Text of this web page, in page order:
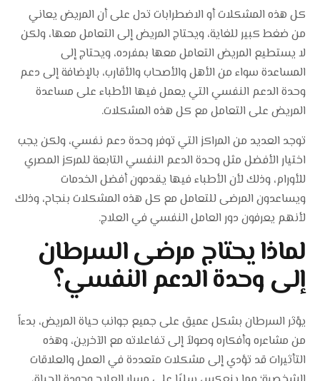
كل هذه المشكلات أو الاضطرابات تدل على أن المريض يعاني
من ضغط كبير للغاية، ويحتاج المريض إلى التعامل معها، ولكن
لا يستطيع المريض التعامل معها بمفرده، ويحتاج إلى
المساعدة سواء من الأهل والأصحاب والأقارب، بالإضافة إلى دعم
وحدة الدعم النفسي التي يعمل فيها الأطباء على مساعدة
المريض على التعامل مع كل هذه المشكلات.
توجد العديد من المراكز التي توفر وحدة دعم نفسي، ولكن يجب
اختيار الأفضل مثل وحدة الدعم النفسي التابعة للمركز المصري
للأورام، وذلك لأن الأطباء فيها يقدمون أفضل الخدمات
ويساعدون المرضى للتعامل مع كل هذه المشكلات بنجاح، وذلك
لأنهم يعرفون دور العامل النفسي في العلاج.
لماذا يحتاج مرضى السرطان
إلى وحدة الدعم النفسي؟
يؤثر السرطان بشكل عميق على جميع جوانب حياة المريض، بدءاً
من مشاعره وأفكاره وصولاً إلى تفاعلاته مع الآخرين، وهذه
التأثيرات قد تؤدي إلى مشكلات متعددة في العمل والعلاقات